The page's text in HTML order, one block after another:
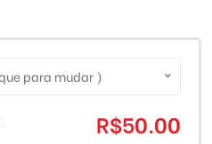
para mudar )
R$50.00